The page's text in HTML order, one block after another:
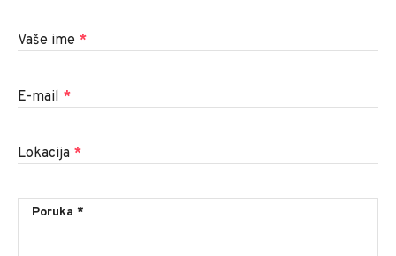
Vaše ime *
E-mail *
Lokacija *